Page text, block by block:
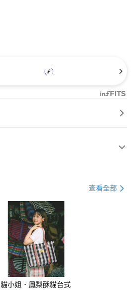
查看全部
貓小姐．鳳梨酥貓台式